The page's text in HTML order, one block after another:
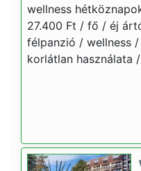
wellness
27.400 Ft / fő / éj
félpanzió / wellness
korlátlan használata